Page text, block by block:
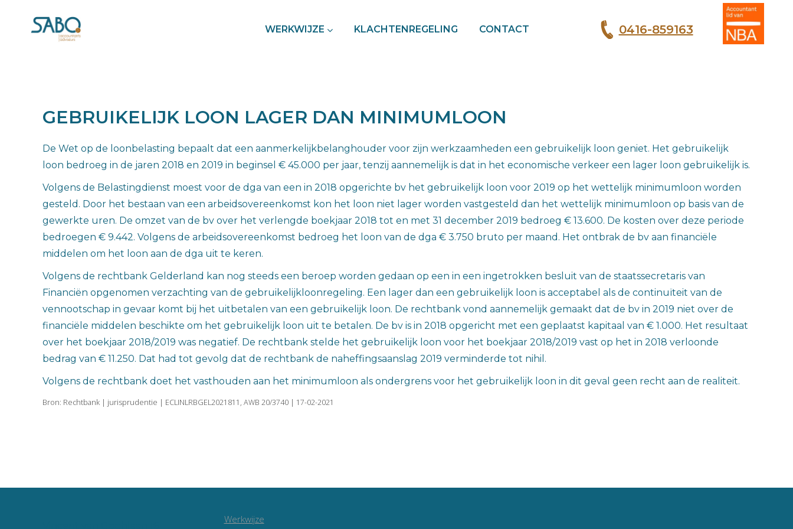
WERKWIJZE KLACHTENREGELING CONTACT 0416-859163
GEBRUIKELIJK LOON LAGER DAN MINIMUMLOON
De Wet op de loonbelasting bepaalt dat een aanmerkelijkbelanghouder voor zijn werkzaamheden een gebruikelijk loon geniet. Het gebruikelijk
loon bedroeg in de jaren 2018 en 2019 in beginsel € 45.000 per jaar, tenzij aannemelijk is dat in het economische verkeer een lager loon gebruikelijk is.
Volgens de Belastingdienst moest voor de dga van een in 2018 opgerichte bv het gebruikelijk loon voor 2019 op het wettelijk minimumloon worden
gesteld. Door het bestaan van een arbeidsovereenkomst kon het loon niet lager worden vastgesteld dan het wettelijk minimumloon op basis van de
gewerkte uren. De omzet van de bv over het verlengde boekjaar 2018 tot en met 31 december 2019 bedroeg € 13.600. De kosten over deze periode
bedroegen € 9.442. Volgens de arbeidsovereenkomst bedroeg het loon van de dga € 3.750 bruto per maand. Het ontbrak de bv aan financiële
middelen om het loon aan de dga uit te keren.
Volgens de rechtbank Gelderland kan nog steeds een beroep worden gedaan op een in een ingetrokken besluit van de staatssecretaris van
Financiën opgenomen verzachting van de gebruikelijkloonregeling. Een lager dan een gebruikelijk loon is acceptabel als de continuïteit van de
vennootschap in gevaar komt bij het uitbetalen van een gebruikelijk loon. De rechtbank vond aannemelijk gemaakt dat de bv in 2019 niet over de
financiële middelen beschikte om het gebruikelijk loon uit te betalen. De bv is in 2018 opgericht met een geplaatst kapitaal van € 1.000. Het resultaat
over het boekjaar 2018/2019 was negatief. De rechtbank stelde het gebruikelijk loon voor het boekjaar 2018/2019 vast op het in 2018 verloonde
bedrag van € 11.250. Dat had tot gevolg dat de rechtbank de naheffingsaanslag 2019 verminderde tot nihil.
Volgens de rechtbank doet het vasthouden aan het minimumloon als ondergrens voor het gebruikelijk loon in dit geval geen recht aan de realiteit.
Bron: Rechtbank | jurisprudentie | ECLINLRBGEL2021811, AWB 20/3740 | 17-02-2021
Werkwijze